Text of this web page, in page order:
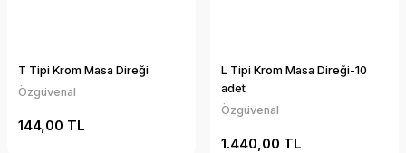
T Tipi Krom Masa Direği
Özgüvenal
144,00 TL
L Tipi Krom Masa Direği-10
adet
Özgüvenal
1.440,00 TL